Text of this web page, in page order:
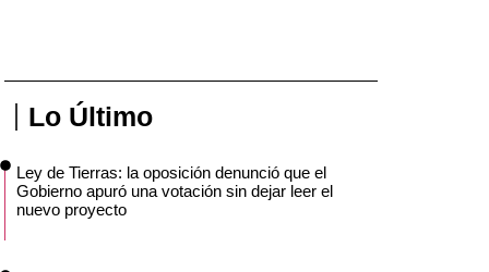
Lo Último
Ley de Tierras: la oposición denunció que el
Gobierno apuró una votación sin dejar leer el
nuevo proyecto